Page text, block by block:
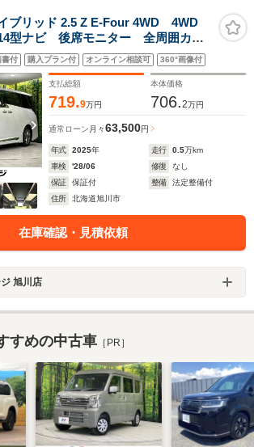
ブリッド 2.5 Z E-Four 4WD 4WD
型ナビ 後席モニター 全周囲カメ
ートエアコン ステアリングヒータ
100V電源 衝突軽減 レーダーク
リアゲート
書付 購入プラン付 オンライン相談可 360°画像付
支払総額
719.9万円
本体価格
706.2万円
通常ローン 月々63,500円
年式 2025年 走行 0.5万km
車検
'28/06 修復
なし
保証
保証付 整備
法定整備付
住所
北海道旭川市
在庫確認・見積依頼
旭川店
すめの中古車 ［PR］